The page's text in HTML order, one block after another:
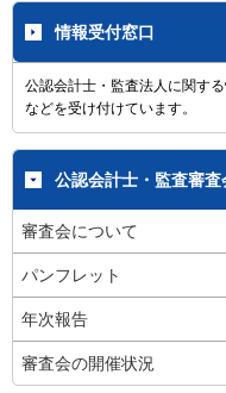
情報受付窓口
公認会計士・監査法人に関す
などを受け付けています。
公認会計士・監査審査
審査会について
パンフレット
年次報告
審査会の開催状況